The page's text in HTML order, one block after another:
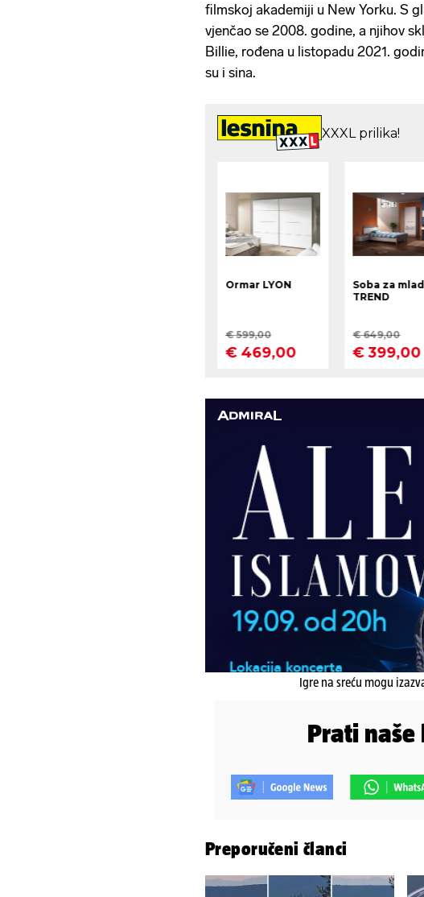
filmskoj akademiji u New Yorku. S
vjenčao se 2008. godine, a njihov
Billie, rođena u listopadu 2021.
su i sina.
Igre na sreću mogu
Prati naše
Preporučeni članci